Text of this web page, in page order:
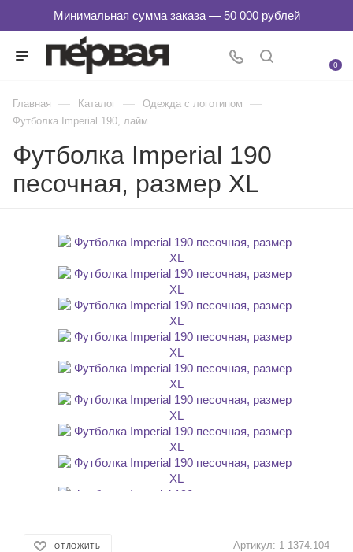
0
Главная — Каталог — Одежда с логотипом —
Футболка Imperial 190, лайм
Футболка Imperial 190
песочная, размер XL
ОТЛОЖИТЬ Артикул: 1-1374.104